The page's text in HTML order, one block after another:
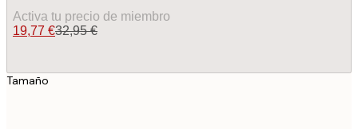
Activa tu precio de miembro
19,77 €32,95 €
Tamaño